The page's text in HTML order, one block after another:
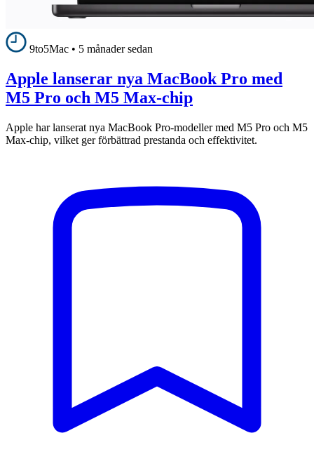
9to5Mac • 5 månader sedan
Apple lanserar nya MacBook Pro med
M5 Pro och M5 Max-chip
Apple har lanserat nya MacBook Pro-modeller med M5 Pro och M5
Max-chip, vilket ger förbättrad prestanda och effektivitet.